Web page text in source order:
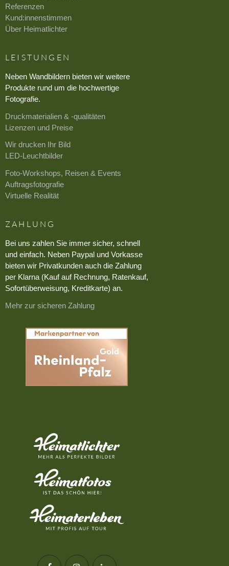
Referenzen
Kund:innenstimmen
Über Heimatlichter
LEISTUNGEN
Neben Wandbildern bieten wir weitere
Produkte rund um die hochwertige
Fotografie.
Druckmaterialien & -qualitäten
Lizenzen und Preise
Wir drucken Ihr Bild
LED-Leuchtbilder
Foto-Workshops, Reisen & Events
Auftragsfotografie
Virtuelle Realität
ZAHLUNG
Bei uns zahlen Sie immer sicher, schnell
und einfach. Neben Paypal und Vorkasse
bieten wir Privatkunden auch die Zahlung
per Klarna (Kauf auf Rechnung, Ratenkauf,
Sofortüberweisung, Kreditkarte) an.
Mehr zur sicheren Zahlung